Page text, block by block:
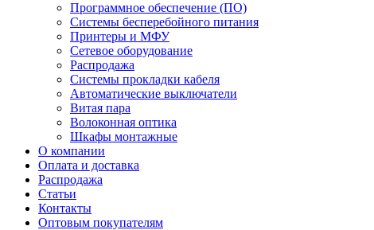
Программное обеспечение (ПО)
Системы бесперебойного питания
Принтеры и МФУ
Сетевое оборудование
Распродажа
Системы прокладки кабеля
Автоматические выключатели
Витая пара
Волоконная оптика
Шкафы монтажные
О компании
Оплата и доставка
Распродажа
Статьи
Контакты
Оптовым покупателям